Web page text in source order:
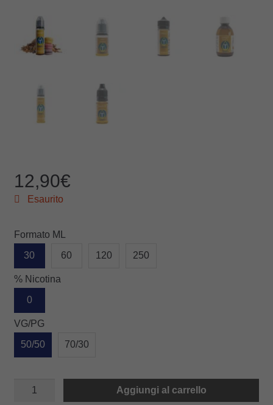
12,90€
Esaurito
Formato ML
30
60 120 250
% Nicotina
0
VG/PG
50/50
70/30
quantità
Aggiungi al carrello